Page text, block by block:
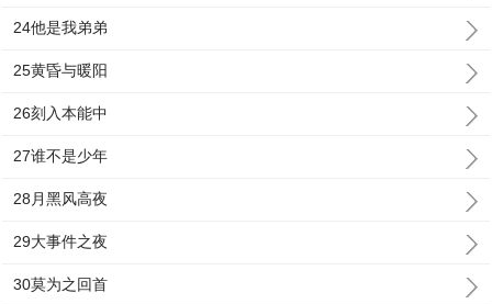
24他是我弟弟
25黄昏与暖阳
26刻入本能中
27谁不是少年
28月黑风高夜
29大事件之夜
30莫为之回首